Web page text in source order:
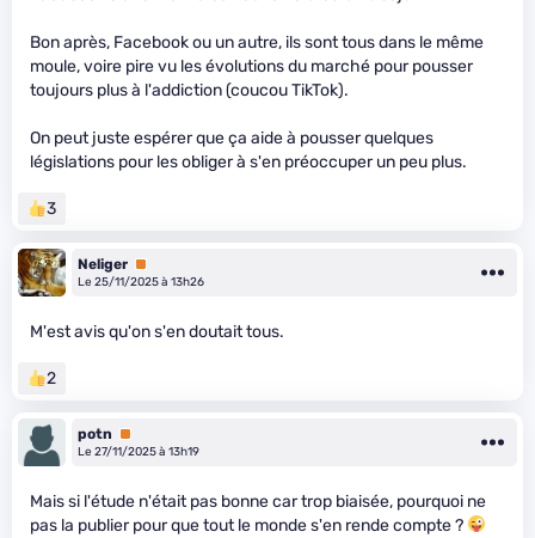
Bon après, Facebook ou un autre, ils sont tous dans le même
moule, voire pire vu les évolutions du marché pour pousser
toujours plus à l'addiction (coucou TikTok).
On peut juste espérer que ça aide à pousser quelques
législations pour les obliger à s'en préoccuper un peu plus.
3
Neliger Premium
Le 25/11/2025 à 13h26
M'est avis qu'on s'en doutait tous.
2
potn
Premium
Le 27/11/2025 à 13h19
Mais si l'étude n'était pas bonne car trop biaisée, pourquoi ne
pas la publier pour que tout le monde s'en rende compte ?